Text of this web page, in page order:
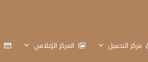
مركز التحميل المركز الإعلامي